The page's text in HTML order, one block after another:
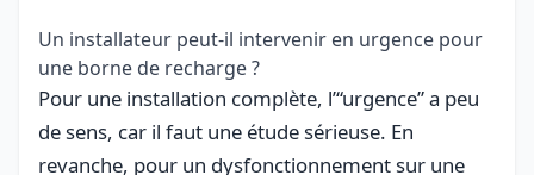
Un installateur peut-il intervenir en urgence pour
une borne de recharge ?
Pour une installation complète, l’“urgence” a peu
de sens, car il faut une étude sérieuse. En
revanche, pour un dysfonctionnement sur une